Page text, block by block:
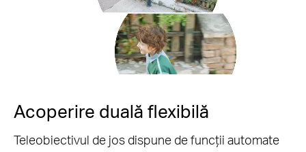
Acoperire duală flexibilă
Teleobiectivul de jos dispune de funcții automate